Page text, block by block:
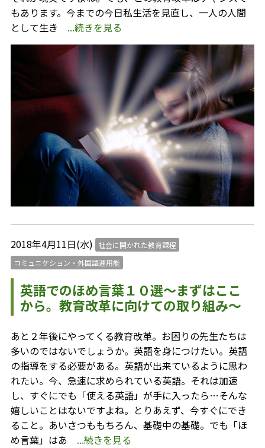
もあります。今までの今日私生活を見直し、一人の人間
として生き ...続きを見る
2018年4月11日(水)
社会に開かれた教育課程
コミュニケション・外国語運用能
英語でのほめ言葉１０選～まずはここ
から。教育改革に向けての取り組み～
あと２年後にやってくる教育改革。お困りの先生たちは
多いのではないでしょうか。英語を身につけたい。英語
の指導をする必要がある。英語が出来ているように思わ
れたい。今、急速に求められている英語。それは加速
し、すぐにでも「使える英語」が手に入ったら…そんな
嬉しいことはないですよね。とりあえず、今すぐにでき
ること。あいさつももちろん、基礎中の基礎。でも「ほ
め言葉」はあ ...続きを見る